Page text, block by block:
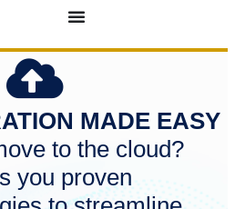
MADE EASY
to the cloud?
you proven